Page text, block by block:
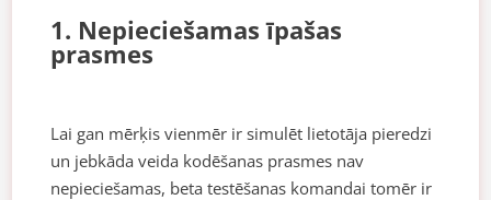
1. Nepieciešamas īpašas
prasmes
Lai gan mērķis vienmēr ir simulēt lietotāja pieredzi
un jebkāda veida kodēšanas prasmes nav
nepieciešamas, beta testēšanas komandai tomēr ir